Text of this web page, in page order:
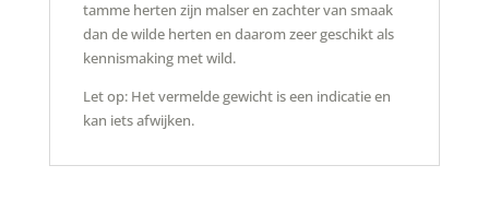
tamme herten zijn malser en zachter van smaak
dan de wilde herten en daarom zeer geschikt als
kennismaking met wild.
Let op: Het vermelde gewicht is een indicatie en
kan iets afwijken.